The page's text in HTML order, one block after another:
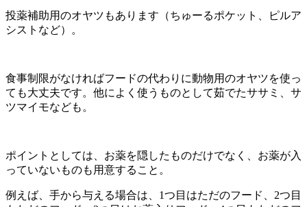
投薬補助用のオヤツもあります（ちゅーるポケット、ピルア
シストなど）。
食事制限がなければフードの代わりに動物用のオヤツを使っ
ても大丈夫です。他によく使うものとして茹でたササミ、サ
ツマイモなども。
ポイントとしては、お薬を隠したものだけでなく、お薬が入
っていないものも用意すること。
例えば、手から与える場合は、1つ目はただのフード、2つ目